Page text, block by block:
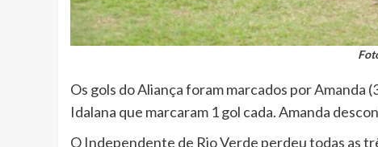
Os gols do Aliança foram marcados por Amanda
Idalana que marcaram 1 gol cada. Amanda
O Independente de Rio Verde perdeu todas as